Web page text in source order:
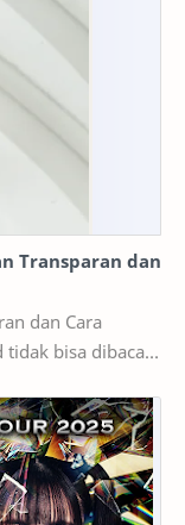
Transparan dan
dan Cara